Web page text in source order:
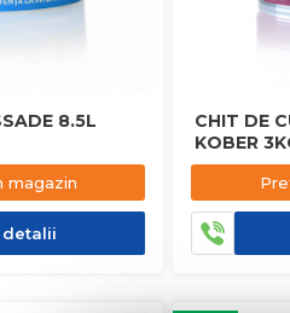
8.5L
magazin
detalii
CHIT DE
KOBER